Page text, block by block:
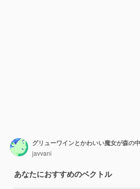
javvani
あなたにおすすめのベクトル